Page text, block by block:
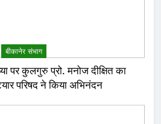
बीकानेर संभाग
पर कुलगुरु प्रो. मनोज दीक्षित का
परिषद ने किया अभिनंदन